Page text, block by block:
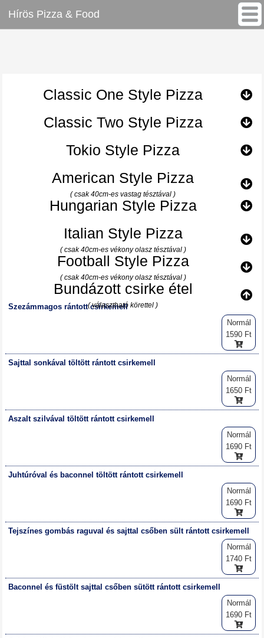
Hírös Pizza & Food
Classic One Style Pizza
Classic Two Style Pizza
Tokio Style Pizza
American Style Pizza
( csak 40cm-es vastag tésztával )
Hungarian Style Pizza
Italian Style Pizza
( csak 40cm-es vékony olasz tésztával )
Football Style Pizza
( csak 40cm-es vékony olasz tésztával )
Bundázott csirke étel
( választható körettel )
Szezámmagos rántott csirkemell
Normál
1590 Ft
Sajttal sonkával töltött rántott csirkemell
Normál
1650 Ft
Aszalt szilvával töltött rántott csirkemell
Normál
1690 Ft
Juhtúróval és baconnel töltött rántott csirkemell
Normál
1690 Ft
Tejszínes gombás raguval és sajttal csőben sült rántott csirkemell
Normál
1740 Ft
Baconnel és füstölt sajttal csőben sütött rántott csirkemell
Normál
1690 Ft